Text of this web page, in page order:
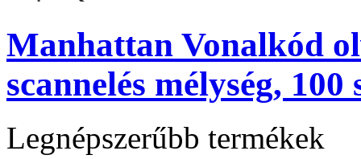
Manhattan Vonalkód
scannelés mélység,
Legnépszerűbb termékek